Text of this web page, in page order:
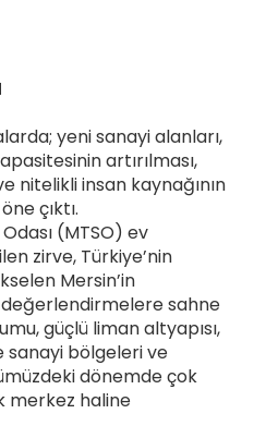
yeni sanayi alanları,
artırılması,
nitelikli insan kaynağının
çıktı.
(MTSO) ev
zirve, Türkiye’nin
Mersin’in
sahne
güçlü liman altyapısı,
sanayi bölgeleri ve
dönemde çok
merkez haline